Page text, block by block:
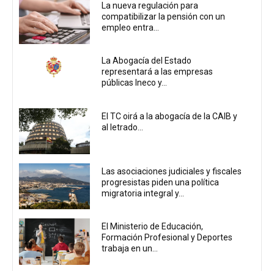
La nueva regulación para
compatibilizar la pensión con un
empleo entra...
La Abogacía del Estado
representará a las empresas
públicas Ineco y...
El TC oirá a la abogacía de la CAIB y
al letrado...
Las asociaciones judiciales y fiscales
progresistas piden una política
migratoria integral y...
El Ministerio de Educación,
Formación Profesional y Deportes
trabaja en un...